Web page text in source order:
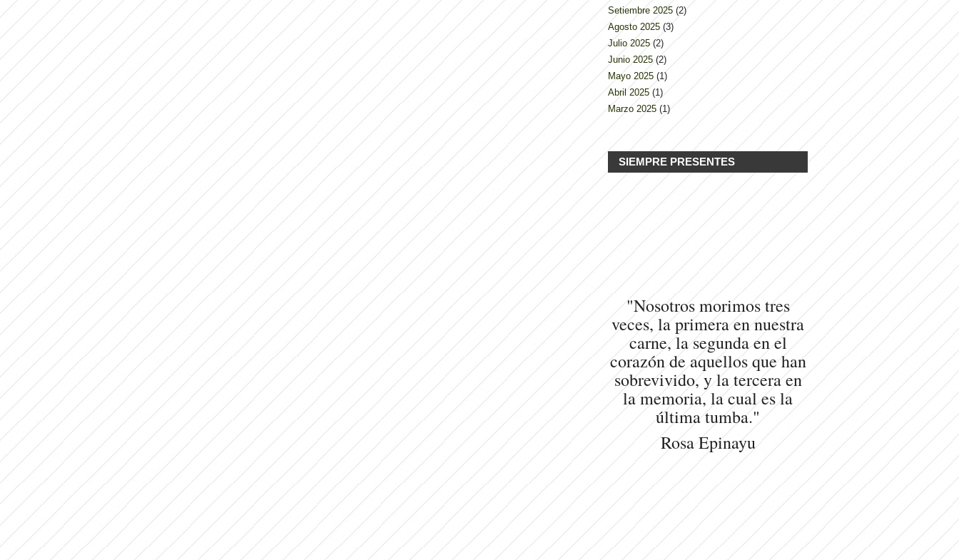
Setiembre 2025 (2)
Agosto 2025 (3)
Julio 2025 (2)
Junio 2025 (2)
Mayo 2025 (1)
Abril 2025 (1)
Marzo 2025 (1)
SIEMPRE PRESENTES
"Nosotros morimos tres
veces, la primera en nuestra
carne, la segunda en el
corazón de aquellos que han
sobrevivido, y la tercera en
la memoria, la cual es la
última tumba."
Rosa Epinayu